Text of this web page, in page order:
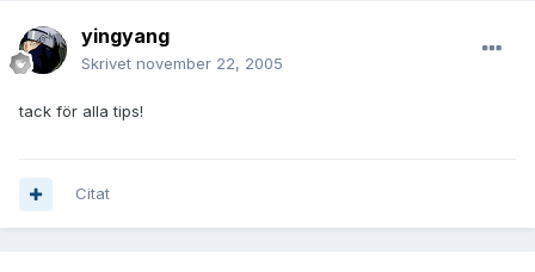
yingyang
Skrivet november 22, 2005
tack för alla tips!
Citat